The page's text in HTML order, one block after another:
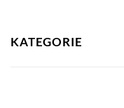
KATEGORIE